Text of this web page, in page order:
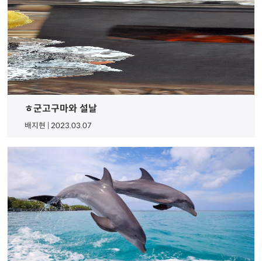
ㅎ군고구마와 설날
배지현 | 2023.03.07